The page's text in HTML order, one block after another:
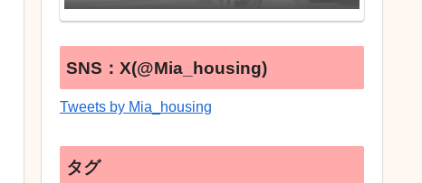
SNS：X(@Mia_housing)
Tweets by Mia_housing
タグ